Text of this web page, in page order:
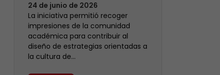
24 de junio de 2026
La iniciativa permitió recoger
impresiones de la comunidad
académica para contribuir al
diseño de estrategias orientadas a
la cultura de…